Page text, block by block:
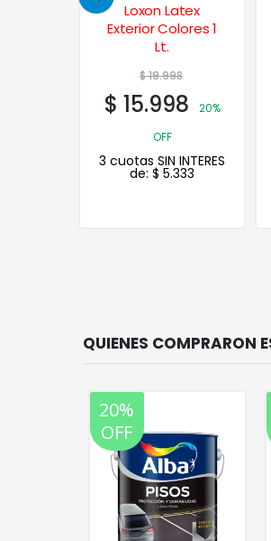
Cetol Classic
Brillante 10 Lts.
20%
OFF